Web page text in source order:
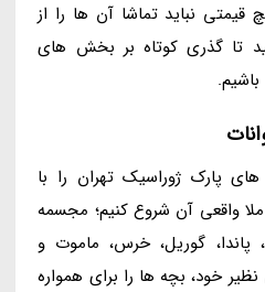
نباید تماشا آن ها را از
تا گذری کوتاه بر بخش های
پارک ژوراسیک تهران را با
واقعی آن شروع کنیم؛ مجسمه
گوریل، خرس، ماموت و
خود، بچه ها را برای همواره